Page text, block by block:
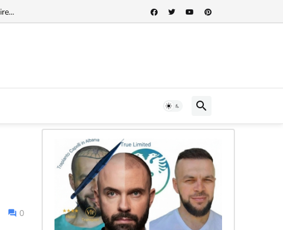
nel cuore della storia albanese...
0